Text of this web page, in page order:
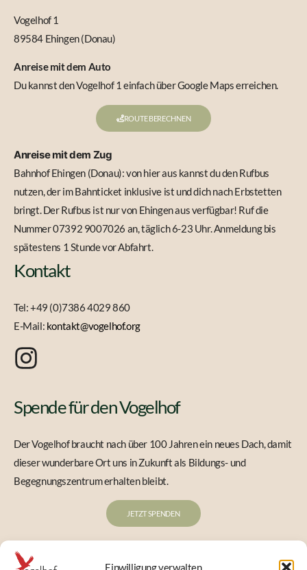
Einwilligung verwalten
Vogelhof 1
89584 Ehingen (Donau)
Anreise mit dem Auto
Du kannst den Vogelhof 1 einfach über Google Maps erreichen.
ROUTE BERECHNEN
Anreise mit dem Zug
Bahnhof Ehingen (Donau): von hier aus kannst du den Rufbus
nutzen, der im Bahnticket inklusive ist und dich nach Erbstetten
bringt. Der Rufbus ist nur von Ehingen aus verfügbar! Ruf die
Nummer 07392 9007026 an, täglich 6-23 Uhr. Anmeldung bis
spätestens 1 Stunde vor Abfahrt.
Kontakt
Tel: +49 (0)7386 4029 860
E-Mail: kontakt@vogelhof.org
Spende für den Vogelhof
Der Vogelhof braucht nach über 100 Jahren ein neues Dach, damit
dieser wunderbare Ort uns in Zukunft als Bildungs- und
Begegnungszentrum erhalten bleibt.
JETZT SPENDEN
Newsletter